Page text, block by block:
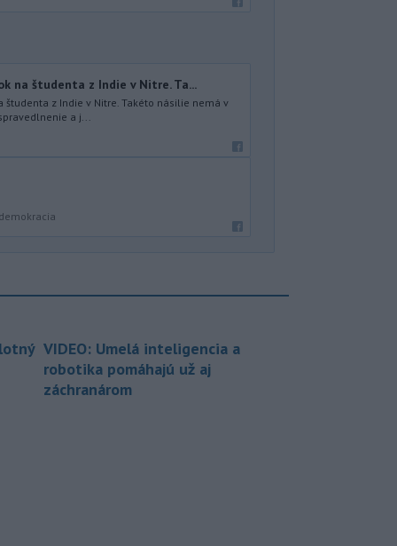
na študenta z Indie v Nitre. Ta...
študenta z Indie v Nitre. Takéto násilie nemá v
a j...
VIDEO: Umelá inteligencia a
robotika pomáhajú už aj
záchranárom